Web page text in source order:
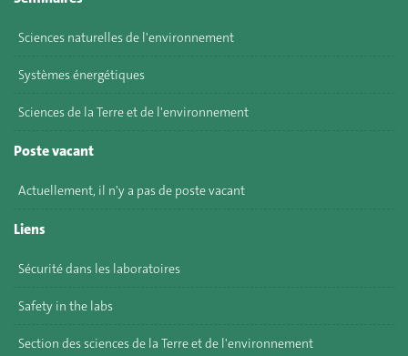
Sciences naturelles de l'environnement
Systèmes énergétiques
Sciences de la Terre et de l'environnement
Poste vacant
Actuellement, il n'y a pas de poste vacant
Liens
Sécurité dans les laboratoires
Safety in the labs
Section des sciences de la Terre et de l'environnement